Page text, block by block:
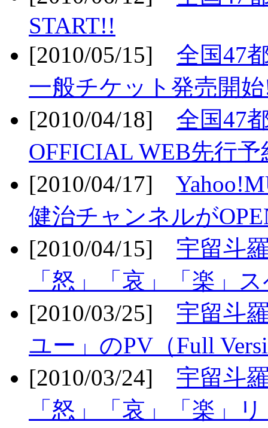
START!!
[2010/05/15] 全国47
一般チケット発売開
[2010/04/18] 全国47
OFFICIAL WEB先行
[2010/04/17]
健治チャンネルが
[2010/04/15] 宇留斗
「怒」「哀」「楽」
[2010/03/25] 宇留斗
ユー」のPV（Full
[2010/03/24] 宇留斗
「怒」「哀」「楽」